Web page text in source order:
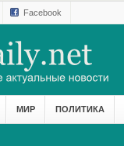
Facebook
МИР ПОЛИТИКА